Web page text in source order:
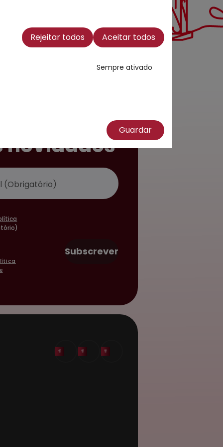
novidades
Subscrever
Rejeitar todos Aceitar todos
Sempre ativado
Guardar